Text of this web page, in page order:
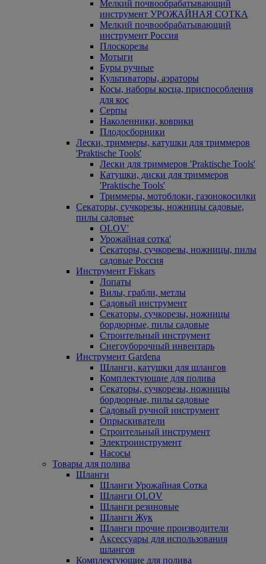
Мелкий почвообрабатывающий
инструмент УРОЖАЙНАЯ СОТКА
Мелкий почвообрабатывающий
инструмент Россия
Плоскорезы
Мотыги
Буры ручные
Культиваторы, аэраторы
Косы, наборы косца, приспособления
для кос
Серпы
Наколенники, коврики
Плодосборники
Лески, триммеры, катушки для триммеров
'Praktische Tools'
Лески для триммеров 'Praktische Tools'
Катушки, диски для триммеров
'Praktische Tools'
Триммеры, мотоблоки, газонокосилки
Секаторы, сучкорезы, ножницы садовые,
пилы садовые
OLOV'
Урожайная сотка'
Секаторы, сучкорезы, ножницы, пилы
садовые Россия
Инструмент Fiskars
Лопаты
Вилы, грабли, метлы
Садовый инструмент
Секаторы, сучкорезы, ножницы
бордюрные, пилы садовые
Строительный инструмент
Снегоуборочный инвентарь
Инструмент Gardena
Шланги, катушки для шлангов
Комплектующие для полива
Секаторы, сучкорезы, ножницы
бордюрные, пилы садовые
Садовый ручной инструмент
Опрыскиватели
Строительный инструмент
Электроинструмент
Насосы
Товары для полива
Шланги
Шланги Урожайная Сотка
Шланги OLOV
Шланги резиновые
Шланги Жук
Шланги прочие производители
Аксессуары для использования
шлангов
Комплектующие для полива